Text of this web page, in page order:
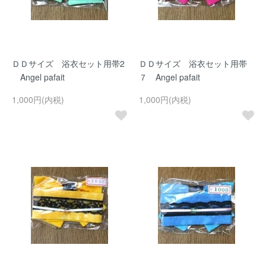
ＤＤサイズ 浴衣セット用帯2
Angel pafait
1,000円(内税)
ＤＤサイズ 浴衣セット用帯
７ Angel pafait
1,000円(内税)